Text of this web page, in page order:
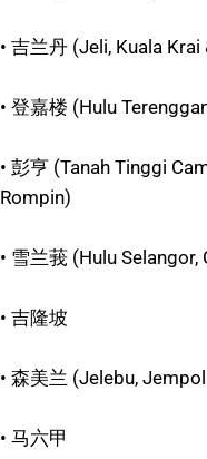
• 吉兰丹 (Jeli, Kuala
• 登嘉楼 (Hulu
• 彭亨 (Tanah Tinggi
Rompin)
• 雪兰莪 (Hulu
• 吉隆坡
• 森美兰 (Jelebu,
• 马六甲